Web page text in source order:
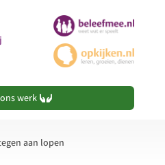
werk
aan lopen